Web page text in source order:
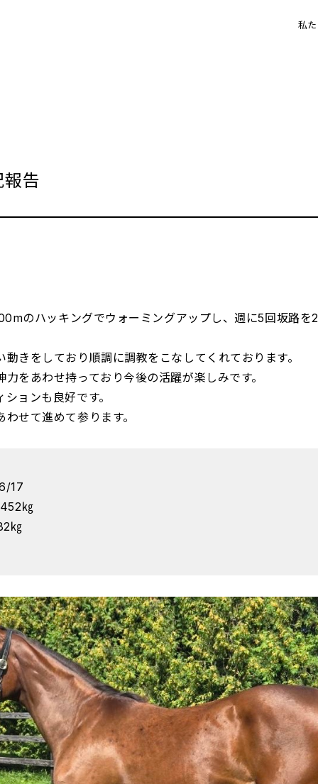
私
告
のハッキングでウォーミングアップし、週に5回坂路を
きをしており順調に調教をこなしてくれております。
をあわせ持っており今後の活躍が楽しみです。
ョンも良好です。
せて進めて参ります。
17
㎏
㎏